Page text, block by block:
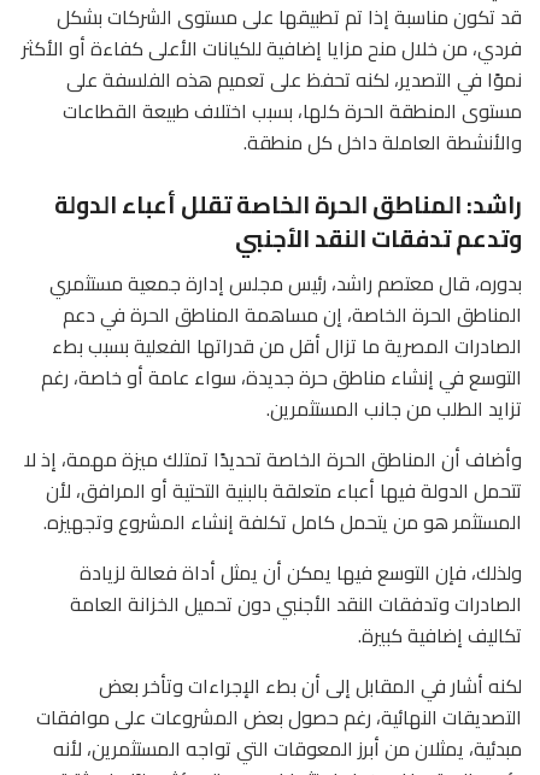
قد تكون مناسبة إذا تم تطبيقها على مستوى الشركات بشكل
فردي، من خلال منح مزايا إضافية للكيانات الأعلى كفاءة أو الأكثر
نموًا في التصدير، لكنه تحفظ على تعميم هذه الفلسفة على
مستوى المنطقة الحرة كلها، بسبب اختلاف طبيعة القطاعات
والأنشطة العاملة داخل كل منطقة.
راشد: المناطق الحرة الخاصة تقلل أعباء الدولة
وتدعم تدفقات النقد الأجنبي
بدوره، قال معتصم راشد، رئيس مجلس إدارة جمعية مستثمري
المناطق الحرة الخاصة، إن مساهمة المناطق الحرة في دعم
الصادرات المصرية ما تزال أقل من قدراتها الفعلية بسبب بطء
التوسع في إنشاء مناطق حرة جديدة، سواء عامة أو خاصة، رغم
تزايد الطلب من جانب المستثمرين.
وأضاف أن المناطق الحرة الخاصة تحديدًا تمتلك ميزة مهمة، إذ لا
تتحمل الدولة فيها أعباء متعلقة بالبنية التحتية أو المرافق، لأن
المستثمر هو من يتحمل كامل تكلفة إنشاء المشروع وتجهيزه.
ولذلك، فإن التوسع فيها يمكن أن يمثل أداة فعالة لزيادة
الصادرات وتدفقات النقد الأجنبي دون تحميل الخزانة العامة
تكاليف إضافية كبيرة.
لكنه أشار في المقابل إلى أن بطء الإجراءات وتأخر بعض
التصديقات النهائية، رغم حصول بعض المشروعات على موافقات
مبدئية، يمثلان من أبرز المعوقات التي تواجه المستثمرين، لأنه